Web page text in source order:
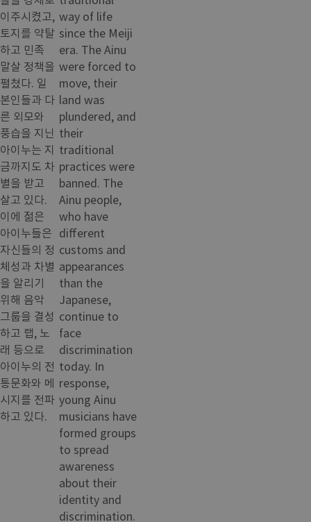
이주시켰고,
토지를 약탈
하고 민족
말살 정책을
펼쳤다. 일
본인들과 다
른 외모와
풍습을 지닌
아이누는 지
금까지도 차
별을 받고
살고 있다.
이에 젊은
아이누들은
자신들의 정
체성과 차별
을 알리기
위해 음악
그룹을 결성
하고 랩, 노
래 등으로
아이누의 전
통문화와 메
시지를 전파
하고 있다.
way of life
since the Meiji
era. The Ainu
were forced to
move, their
land was
plundered, and
their
traditional
practices were
banned. The
Ainu people,
who have
different
customs and
appearances
than the
Japanese,
continue to
face
discrimination
today. In
response,
young Ainu
musicians have
formed groups
to spread
awareness
about their
identity and
discrimination.